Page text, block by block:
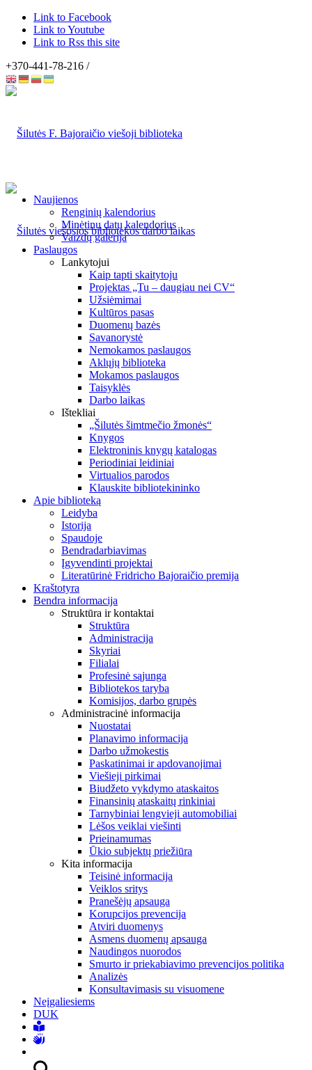
Link to Facebook
Link to Youtube
Link to Rss this site
+370-441-78-216 /
Naujienos
Renginių kalendorius
Minėtinų datų kalendorius
Vaizdų galerija
Paslaugos
Lankytojui
Kaip tapti skaitytoju
Projektas „Tu – daugiau nei CV“
Užsiėmimai
Kultūros pasas
Duomenų bazės
Savanorystė
Nemokamos paslaugos
Aklųjų biblioteka
Mokamos paslaugos
Taisyklės
Darbo laikas
Ištekliai
„Šilutės šimtmečio žmonės“
Knygos
Elektroninis knygų katalogas
Periodiniai leidiniai
Virtualios parodos
Klauskite bibliotekininko
Apie biblioteką
Leidyba
Istorija
Spaudoje
Bendradarbiavimas
Įgyvendinti projektai
Literatūrinė Fridricho Bajoraičio premija
Kraštotyra
Bendra informacija
Struktūra ir kontaktai
Struktūra
Administracija
Skyriai
Filialai
Profesinė sąjunga
Bibliotekos taryba
Komisijos, darbo grupės
Administracinė informacija
Nuostatai
Planavimo informacija
Darbo užmokestis
Paskatinimai ir apdovanojimai
Viešieji pirkimai
Biudžeto vykdymo ataskaitos
Finansinių ataskaitų rinkiniai
Tarnybiniai lengvieji automobiliai
Lėšos veiklai viešinti
Prieinamumas
Ūkio subjektų priežiūra
Kita informacija
Teisinė informacija
Veiklos sritys
Pranešėjų apsauga
Korupcijos prevencija
Atviri duomenys
Asmens duomenų apsauga
Naudingos nuorodos
Smurto ir priekabiavimo prevencijos politika
Analizės
Konsultavimasis su visuomene
Neįgaliesiems
DUK